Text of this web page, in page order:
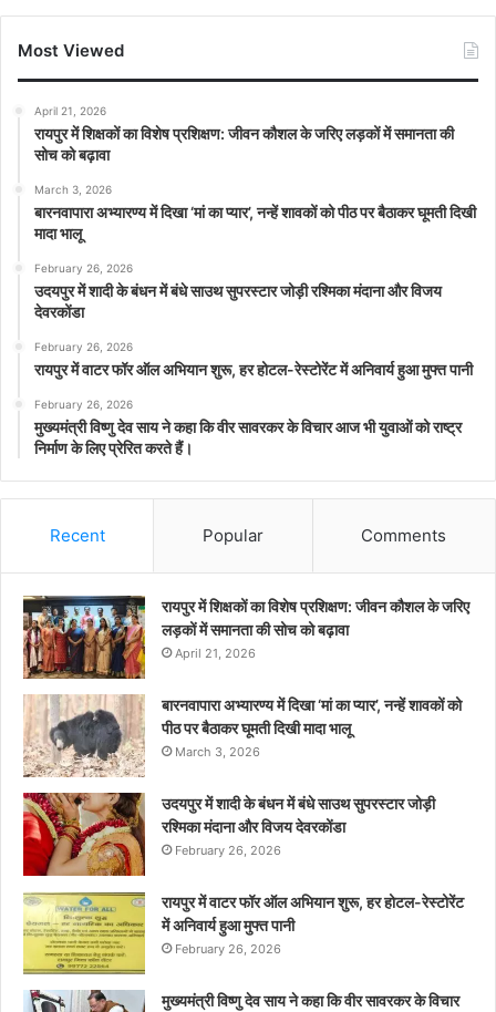
Most Viewed
April 21, 2026
रायपुर में शिक्षकों का विशेष प्रशिक्षण: जीवन कौशल के जरिए लड़कों में समानता की
सोच को बढ़ावा
March 3, 2026
बारनवापारा अभ्यारण्य में दिखा ‘मां का प्यार’, नन्हें शावकों को पीठ पर बैठाकर घूमती दिखी
मादा भालू
February 26, 2026
उदयपुर में शादी के बंधन में बंधे साउथ सुपरस्टार जोड़ी रश्मिका मंदाना और विजय
देवरकोंडा
February 26, 2026
रायपुर में वाटर फॉर ऑल अभियान शुरू, हर होटल-रेस्टोरेंट में अनिवार्य हुआ मुफ्त पानी
February 26, 2026
मुख्यमंत्री विष्णु देव साय ने कहा कि वीर सावरकर के विचार आज भी युवाओं को राष्ट्र
निर्माण के लिए प्रेरित करते हैं।
Recent Popular Comments
रायपुर में शिक्षकों का विशेष प्रशिक्षण: जीवन कौशल के जरिए
लड़कों में समानता की सोच को बढ़ावा
April 21, 2026
बारनवापारा अभ्यारण्य में दिखा ‘मां का प्यार’, नन्हें शावकों को
पीठ पर बैठाकर घूमती दिखी मादा भालू
March 3, 2026
उदयपुर में शादी के बंधन में बंधे साउथ सुपरस्टार जोड़ी
रश्मिका मंदाना और विजय देवरकोंडा
February 26, 2026
रायपुर में वाटर फॉर ऑल अभियान शुरू, हर होटल-रेस्टोरेंट
में अनिवार्य हुआ मुफ्त पानी
February 26, 2026
मुख्यमंत्री विष्णु देव साय ने कहा कि वीर सावरकर के विचार